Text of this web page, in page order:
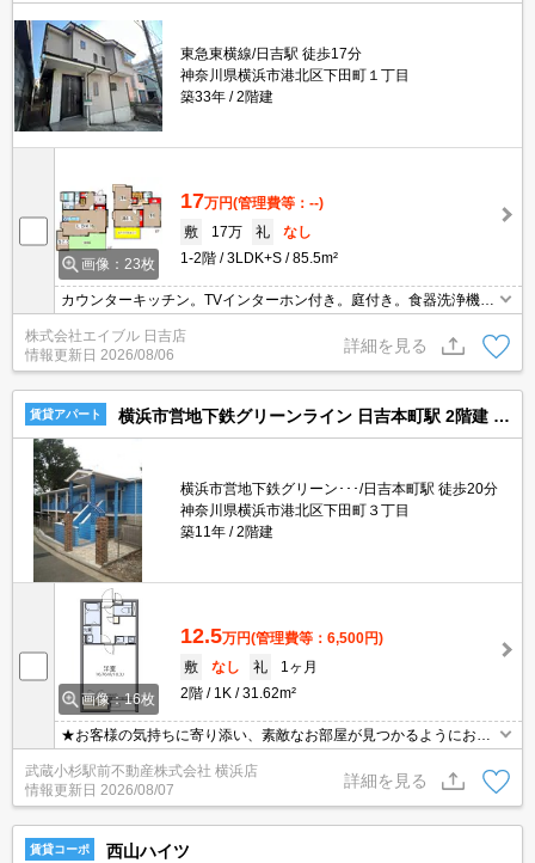
東急東横線/日吉駅 徒歩17分
神奈川県横浜市港北区下田町１丁目
築33年
2階建
画像：23枚
17万円(管理費等：--)
敷
17万 礼
なし
1-2階
3LDK+S 85.5m²
カウンターキッチン。TVインターホン付き。庭付き。食器洗浄機付
元あり）。仲介手数料家賃の0.55ヵ月分。礼金なし。
株式会社エイブル 日吉店
情報更新日 2026/08/06
詳細を見る
賃貸アパート 横浜市営地下鉄グリーンライン 日吉本町駅 2階建 築11年
横浜市営地下鉄グリーン･･･/日吉本町駅 徒歩20分
神奈川県横浜市港北区下田町３丁目
築11年
2階建
画像：16枚
12.5万円(管理費等：6,500円)
敷
なし 礼
1ヶ月
2階
1K 31.62m²
★お客様の気持ちに寄り添い、素敵なお部屋が見つかるようにお手
武蔵小杉駅前不動産株式会社 横浜店
情報更新日 2026/08/07
詳細を見る
賃貸コーポ 西山ハイツ